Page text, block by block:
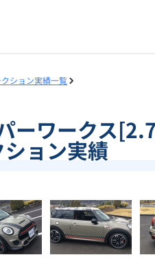
ション実績一覧
ーワークス
ョン実績